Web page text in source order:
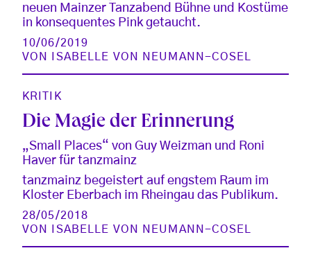
neuen Mainzer Tanzabend Bühne und Kostüme
in konsequentes Pink getaucht.
10/06/2019
VON
ISABELLE VON NEUMANN-COSEL
KRITIK
Die Magie der Erinnerung
„Small Places“ von Guy Weizman und Roni
Haver für tanzmainz
tanzmainz begeistert auf engstem Raum im
Kloster Eberbach im Rheingau das Publikum.
28/05/2018
VON
ISABELLE VON NEUMANN-COSEL